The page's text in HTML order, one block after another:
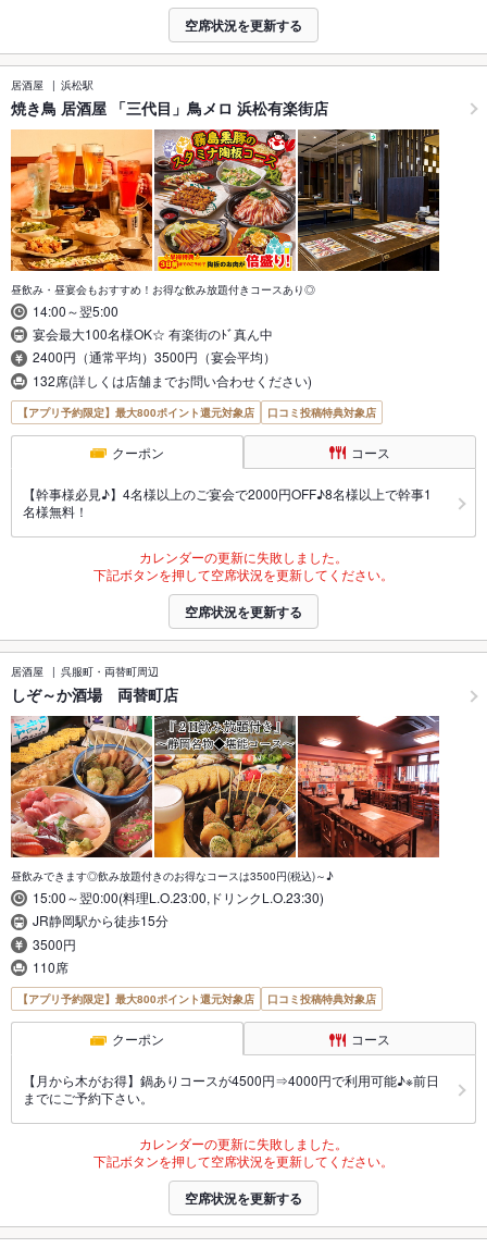
空席状況を更新する
居酒屋 浜松駅
焼き鳥 居酒屋 「三代目」鳥メロ 浜松有楽街店
昼飲み・昼宴会もおすすめ！お得な飲み放題付きコースあり◎
14:00～翌5:00
宴会最大100名様OK☆ 有楽街のﾄﾞ真ん中
2400円（通常平均）3500円（宴会平均）
132席(詳しくは店舗までお問い合わせください)
【アプリ予約限定】最大800ポイント還元対象店 口コミ投稿特典対象店
クーポン コース
【幹事様必見♪】4名様以上のご宴会で2000円OFF♪8名様以上で幹事1
名様無料！
カレンダーの更新に失敗しました。
下記ボタンを押して空席状況を更新してください。
空席状況を更新する
居酒屋 呉服町・両替町周辺
しぞ～か酒場 両替町店
昼飲みできます◎飲み放題付きのお得なコースは3500円(税込)～♪
15:00～翌0:00(料理L.O.23:00,ドリンクL.O.23:30)
JR静岡駅から徒歩15分
3500円
110席
【アプリ予約限定】最大800ポイント還元対象店 口コミ投稿特典対象店
クーポン コース
【月から木がお得】鍋ありコースが4500円⇒4000円で利用可能♪※前日
までにご予約下さい。
カレンダーの更新に失敗しました。
下記ボタンを押して空席状況を更新してください。
空席状況を更新する